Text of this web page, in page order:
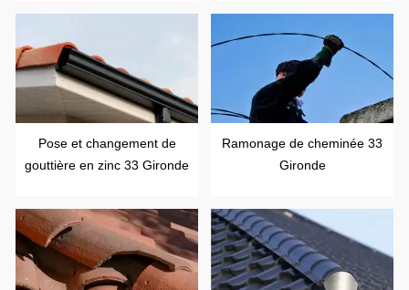
Pose et changement de
gouttière en zinc 33 Gironde
Ramonage de cheminée 33
Gironde